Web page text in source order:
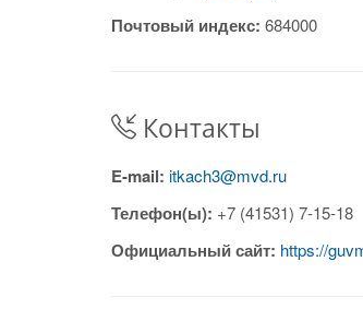
Почтовый индекс: 684000
Контакты
E-mail: itkach3@mvd.ru
Телефон(ы): +7 (41531) 7-15-18
Официальный сайт: https://